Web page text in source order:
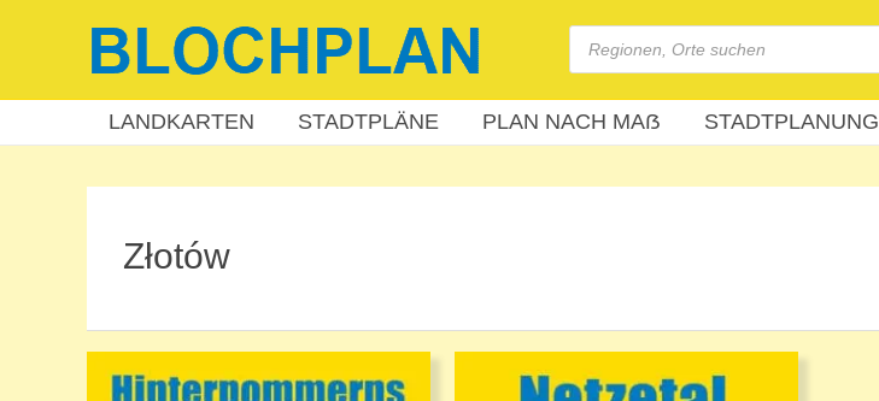
Products
search
LANDKARTEN STADTPLÄNE PLAN NACH MAẞ STADTPLANUNG
Złotów